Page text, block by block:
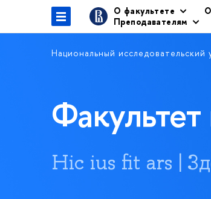
О факультете
Преподавателям
Национальный
Hic ius fit ars |